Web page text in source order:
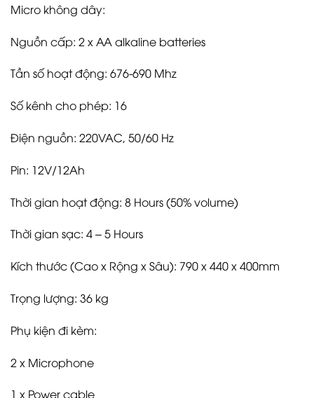
Micro không dây:
Nguồn cấp: 2 x AA alkaline batteries
Tần số hoạt động: 676-690 Mhz
Số kênh cho phép: 16
Điện nguồn: 220VAC, 50/60 Hz
Pin: 12V/12Ah
Thời gian hoạt động: 8 Hours (50% volume)
Thời gian sạc: 4 – 5 Hours
Kích thước (Cao x Rộng x Sâu): 790 x 440 x 400mm
Trọng lượng: 36 kg
Phụ kiện đi kèm:
2 x Microphone
1 x Power cable